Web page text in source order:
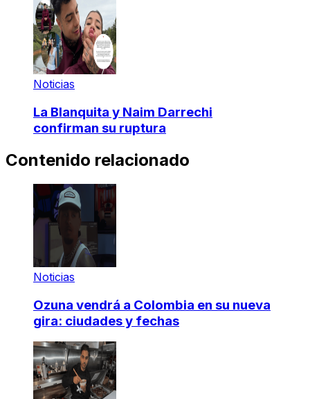
Noticias
La Blanquita y Naim Darrechi
confirman su ruptura
Contenido relacionado
Noticias
Ozuna vendrá a Colombia en su nueva
gira: ciudades y fechas